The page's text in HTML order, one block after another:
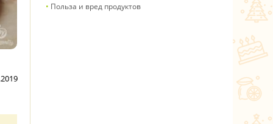
Польза и вред продуктов